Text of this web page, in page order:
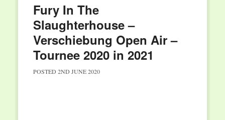
Fury In The
Slaughterhouse –
Verschiebung Open Air –
Tournee 2020 in 2021
POSTED 2ND JUNE 2020